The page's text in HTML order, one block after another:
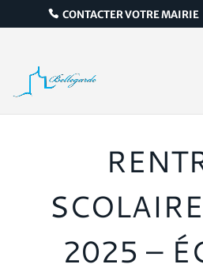
CONTACTER VOTRE MAIRIE
2025 –